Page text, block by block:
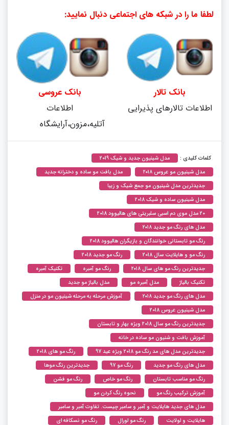
لطفا ما را در شبکه های اجتماعی دنبال نمایید:
بانک تالار
اطلاعات تالارهای پذیرایی
بانک عروسی
اطلاعات
آتلیه،مزون،آرایشگاه
کلمات کلیدی :
مدل شینیون جدید و شیک 2019
مدل شینیون مو عروس ۲۰۱۸
مدل بافت مو ساده و دخترانه جدید
جدیدترین مدل شینیون مو جمع شیک و زیبا
مدل شینیون ساده و شیک 2018
20 مدل موی دم اسبی سلبریتی های هالیوود 2018
مدل های رنگ مو جدید ۲۰۱۸
رنگ مو تابستانی خوانندگان و بازیگران هالیوود 2018
رنگ مو و هایلایت سال 2018
رنگ مو جدید 2018
جدیدترین رنگ مو های سال ۲۰۱۸
رنگ مو آمبره
تکنیک آمبره
تکنیک بالیاژ
مدل آمبره مو
مدل بالیاژ مو جدید
مدل های رنگ مو جدید ۲۰۱۸
آموزش مرحله به مرحله شینیون مو در منزل
مدل شینیون عروس 2018
جدیدترین رنگ مو سال 2018 ویژه بهار و تابستان
آموزش بافت و شنیون مو ساده در خانه
جدیدترین مدل های مد رنگ مو 2018 ویژه عید 97
رنگ مو های 2018
مدل های رنگ مو جدید
رنگ مو 97
جدیدترین رنگ موها
رنگ مو مناسب تابستان
رنگ مو خاص
رنگ مو فشن
آموزش ترکیب رنگ مو
نحوه رنگ کردن مو
مدل های جدید هایلایت و آمبر و سامبر چیست. تفاوت آمبر و سامبر
هایلایت و لولایت
رنگ مو لورال رنگ مو نسکافه ای